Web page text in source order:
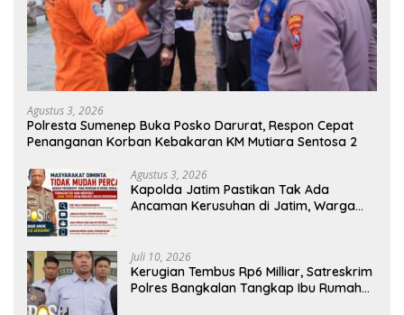
Agustus 3, 2026
Polresta Sumenep Buka Posko Darurat, Respon Cepat
Penanganan Korban Kebakaran KM Mutiara Sentosa 2
Agustus 3, 2026
Kapolda Jatim Pastikan Tak Ada
Ancaman Kerusuhan di Jatim, Warga
Juli 10, 2026
Kerugian Tembus Rp6 Milliar, Satreskrim
Polres Bangkalan Tangkap Ibu Rumah